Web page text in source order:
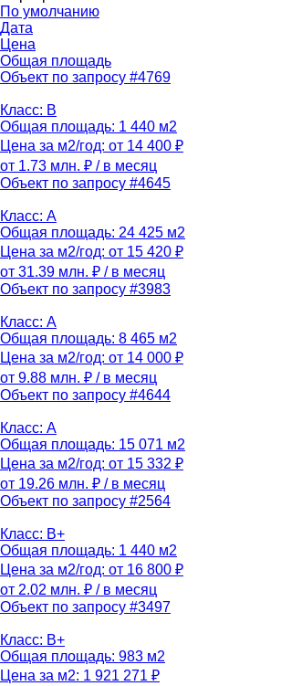
По умолчанию
Дата
Цена
Общая площадь
Объект по запросу #4769
Класс: B
Общая площадь: 1 440 м2
Цена за м2/год: от 14 400 ₽
от 1.73 млн. ₽ / в месяц
Объект по запросу #4645
Класс: A
Общая площадь: 24 425 м2
Цена за м2/год: от 15 420 ₽
от 31.39 млн. ₽ / в месяц
Объект по запросу #3983
Класс: A
Общая площадь: 8 465 м2
Цена за м2/год: от 14 000 ₽
от 9.88 млн. ₽ / в месяц
Объект по запросу #4644
Класс: A
Общая площадь: 15 071 м2
Цена за м2/год: от 15 332 ₽
от 19.26 млн. ₽ / в месяц
Объект по запросу #2564
Класс: B+
Общая площадь: 1 440 м2
Цена за м2/год: от 16 800 ₽
от 2.02 млн. ₽ / в месяц
Объект по запросу #3497
Класс: B+
Общая площадь: 983 м2
Цена за м2: 1 921 271 ₽